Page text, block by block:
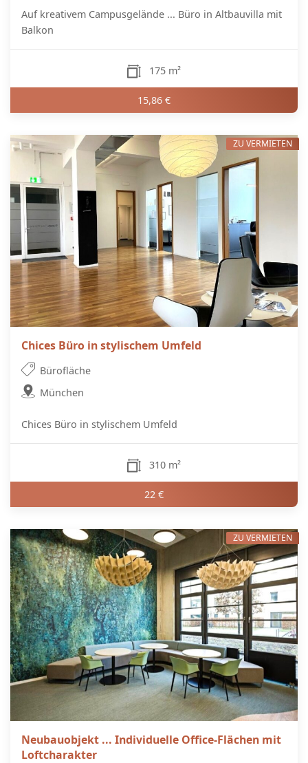
Auf kreativem Campusgelände ... Büro in Altbauvilla mit
Balkon
175 m²
15,86 €
Chices Büro in stylischem Umfeld
Bürofläche
München
Chices Büro in stylischem Umfeld
310 m²
22 €
ZU VERMIETEN
Neubauobjekt ... Individuelle Office-Flächen mit
Loftcharakter
ZU VERMIETEN